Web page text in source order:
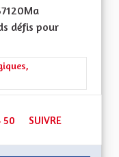
défis pour
transitions
50 50 ABONNÉS
SUIVRE